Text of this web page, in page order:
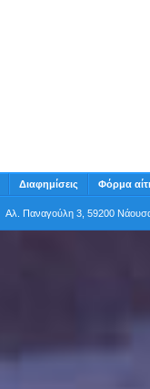
Διαφημίσεις Φόρμα
Αλ. Παναγούλη 3, 59200